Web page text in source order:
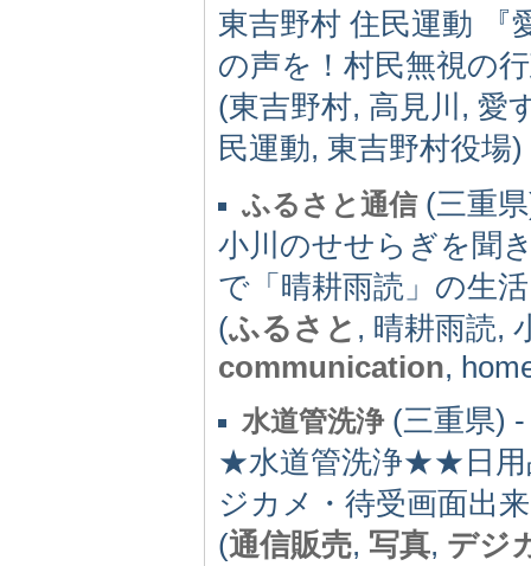
東吉野村 住民運動 『
の声を！村民無視の
(東吉野村, 高見川, 愛
民運動, 東吉野村役場)
ふるさと通信(三重
小川のせせらぎを聞
で「晴耕雨読」の生
(ふるさと , 晴耕雨読,
communication,
水道管洗浄(三重県) -
★水道管洗浄★★日用
ジカメ・待受画面出
(通信販売, 写真, デジ